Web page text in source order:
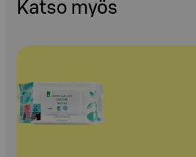
Katso myös